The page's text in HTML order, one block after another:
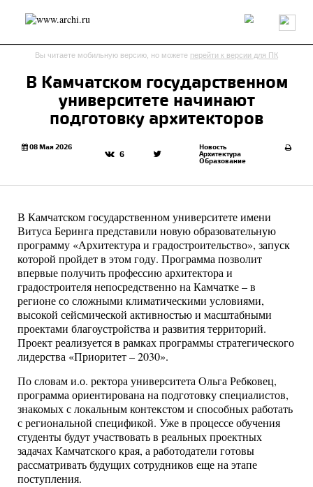
Россия Мир Технологии Интерьер Пресса
Архитекторы
send.project Анонсы конкурсов
Блог
Исследование
Обзор
Результаты конкурса
Архитектура
Выставка
Эко
Вы читаете мобильную версию, но можете перейти к версии для ПК
В Камчатском государственном
университете начинают
подготовку архитекторов
08 Мая 2026
6
Новость
Архитектура
Образование
В Камчатском государственном университете имени
Витуса Берингапредставили новую образовательную
программу «Архитектура и градостроительство», запуск
которой пройдет в этом году. Программа позволит
впервые получить профессию архитектора и
градостроителя непосредственно на Камчатке – в
регионе со сложными климатическими условиями,
высокой сейсмической активностью и масштабными
проектами благоустройства и развития территорий.
Проект реализуется в рамках программы стратегического
лидерства «Приоритет – 2030».
По словам и.о. ректора университетаОльга Ребковец,
программа ориентирована на подготовку специалистов,
знакомых с локальным контекстом и способных работать
с региональной спецификой. Уже в процессе обучения
студенты будут участвовать в реальных проектных
задачах Камчатского края, а работодатели готовы
рассматривать будущих сотрудников еще на этапе
поступления.